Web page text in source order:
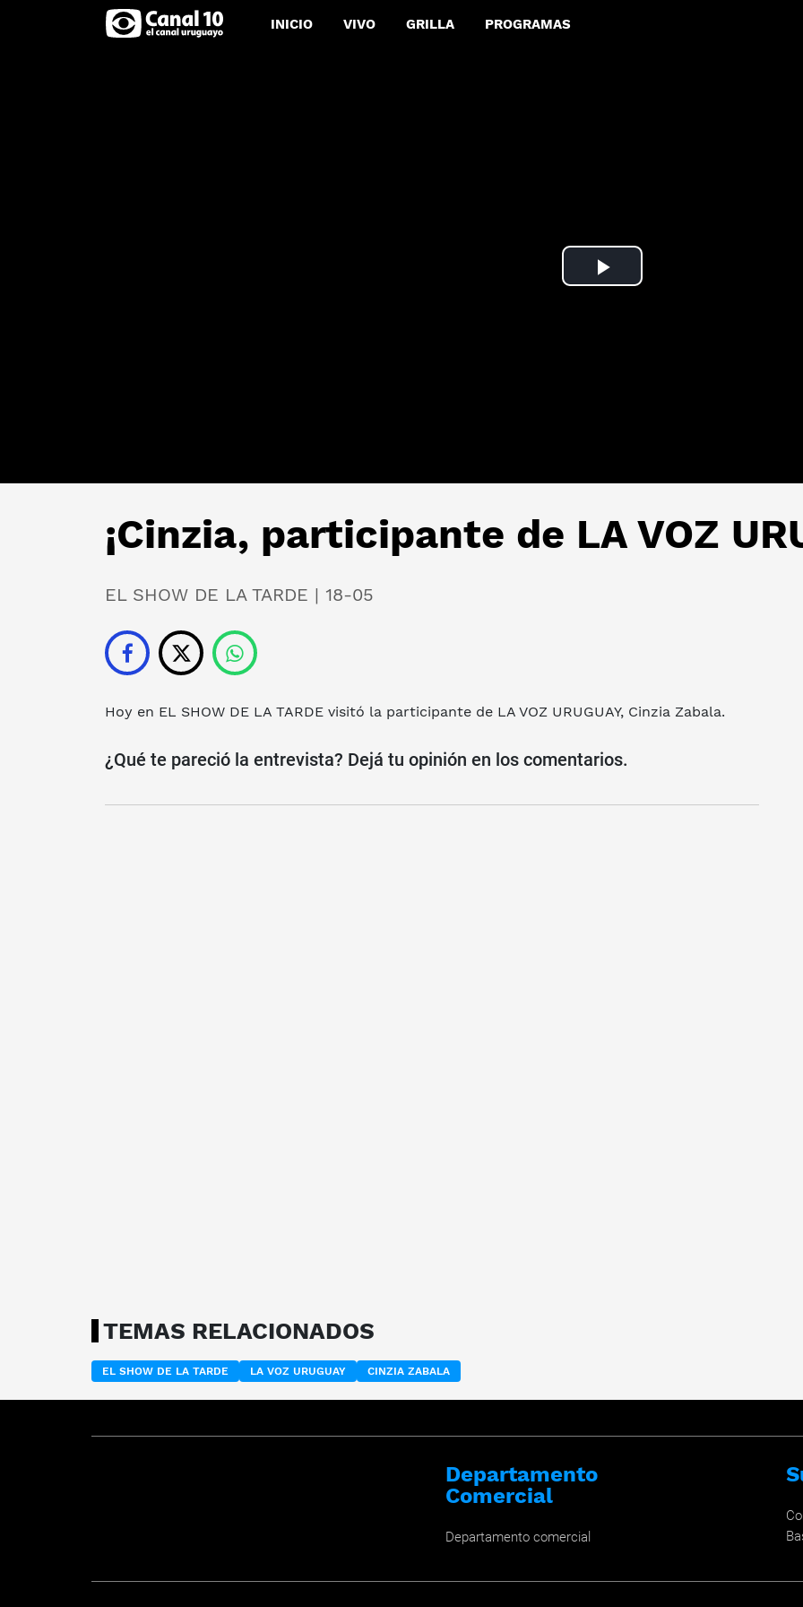
INICIO VIVO GRILLA PROGRAMAS
Play
¡Cinzia, participante de LA VOZ
EL SHOW DE LA TARDE | 18-05
Hoy en EL SHOW DE LA TARDE visitó la participante de LA VOZ URUGUAY, Cinzia Zabala.
¿Qué te pareció la entrevista? Dejá tu opinión en los comentarios.
TEMAS RELACIONADOS
EL SHOW DE LA TARDE LA VOZ URUGUAY CINZIA ZABALA
Departamento
Comercial
Departamento comercial